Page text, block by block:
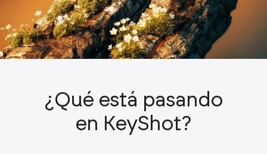
¿Qué está pasando
en KeyShot?